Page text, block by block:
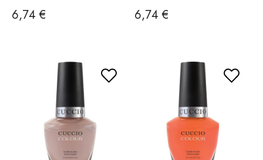
6,74 €
BLUSH
6,74 €